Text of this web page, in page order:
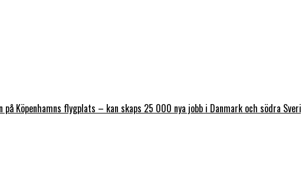
på Köpenhamns flygplats – kan skaps 25 000 nya jobb i Danmark och södra